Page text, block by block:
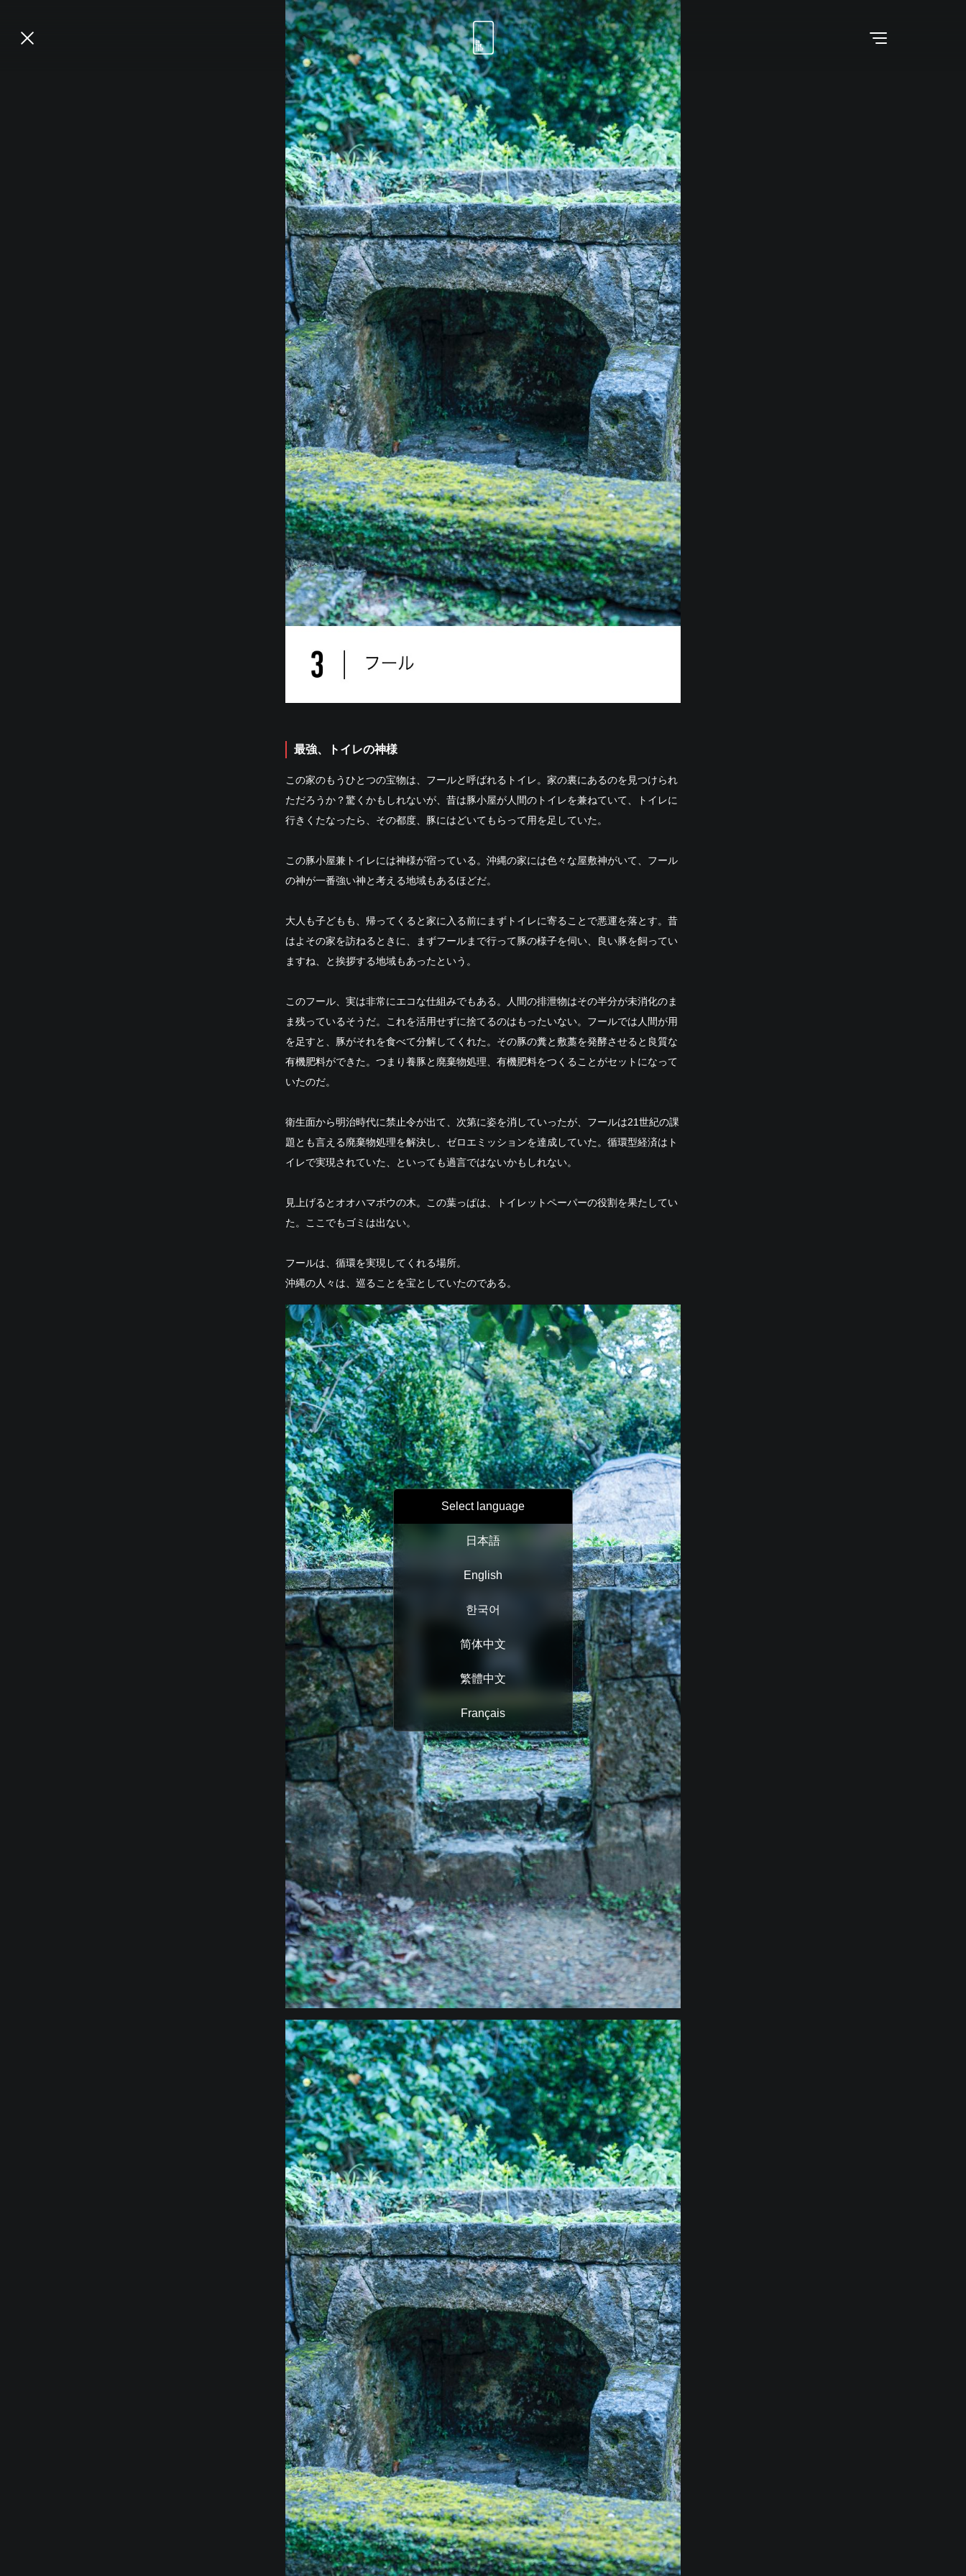
最強、トイレの神様
この家のもうひとつの宝物は、フールと呼ばれるトイレ。家の裏にあるのを見つけられ
ただろうか？驚くかもしれないが、昔は豚小屋が人間のトイレを兼ねていて、トイレに
行きくたなったら、その都度、豚にはどいてもらって用を足していた。
この豚小屋兼トイレには神様が宿っている。沖縄の家には色々な屋敷神がいて、フール
の神が一番強い神と考える地域もあるほどだ。
大人も子どもも、帰ってくると家に入る前にまずトイレに寄ることで悪運を落とす。昔
はよその家を訪ねるときに、まずフールまで行って豚の様子を伺い、良い豚を飼ってい
ますね、と挨拶する地域もあったという。
このフール、実は非常にエコな仕組みでもある。人間の排泄物はその半分が未消化のま
ま残っているそうだ。これを活用せずに捨てるのはもったいない。フールでは人間が用
を足すと、豚がそれを食べて分解してくれた。その豚の糞と敷藁を発酵させると良質な
有機肥料ができた。つまり養豚と廃棄物処理、有機肥料をつくることがセットになって
いたのだ。
衛生面から明治時代に禁止令が出て、次第に姿を消していったが、フールは21世紀の課
題とも言える廃棄物処理を解決し、ゼロエミッションを達成していた。循環型経済はト
イレで実現されていた、といっても過言ではないかもしれない。
見上げるとオオハマボウの木。この葉っぱは、トイレットペーパーの役割を果たしてい
た。ここでもゴミは出ない。
フールは、循環を実現してくれる場所。
沖縄の人々は、巡ることを宝としていたのである。
Select language
日本語
English
한국어
简体中文
繁體中文
Français